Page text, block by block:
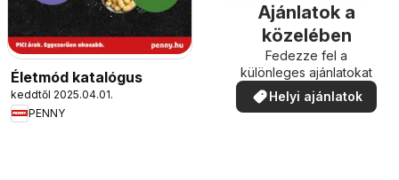
Életmód katalógus
keddtől 2025.04.01.
PENNY
Ajánlatok a
közelében
Fedezze fel a
különleges ajánlatokat
Helyi ajánlatok